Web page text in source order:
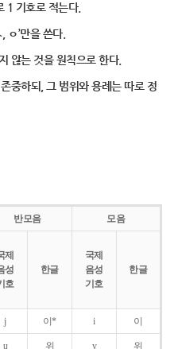
1 기호로 적는다.
ㅇ’만을 쓴다.
않는 것을 원칙으로 한다.
중하되, 그 범위와 용례는 따로 정
반모음 모음
제
성
호
한글
국제
음성
기호
한글
j 이* i 이
ɥ 위 y 위